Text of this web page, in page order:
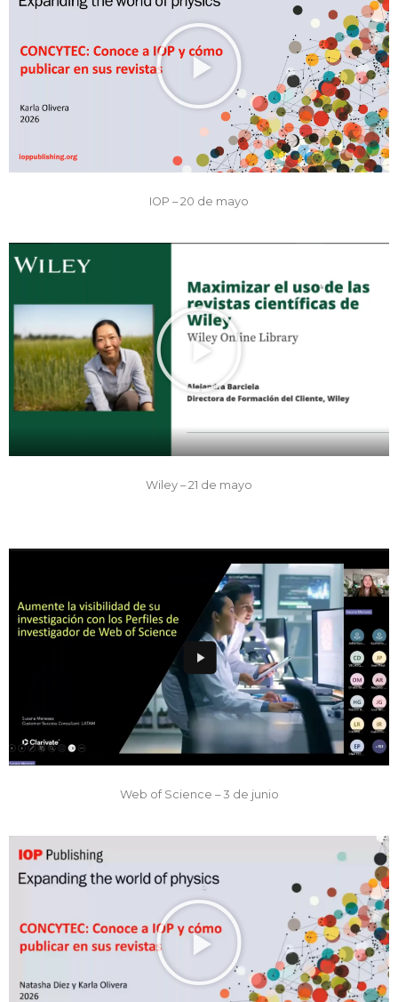
IOP – 20 de mayo
Wiley – 21 de mayo
Web of Science – 3 de junio